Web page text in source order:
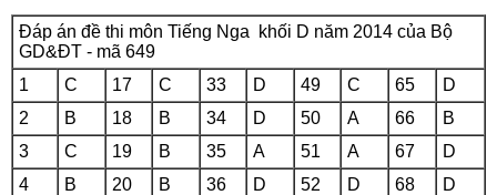
Đáp án đề thi môn Tiếng Nga khối D năm 2014 của Bộ
GD&ĐT - mã 649
1
C 17 C 33 D 49 C 65
D
2
B 18 B 34 D 50 A 66
B
3
C 19 B 35 A 51 A 67
D
4
B 20 B 36 D 52 D 68
D